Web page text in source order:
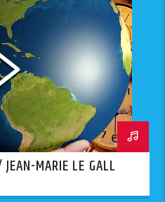
MARIE LE GALL